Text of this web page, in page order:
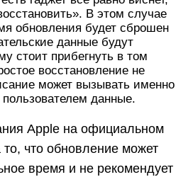
В этом случае
обновления будет сброшен
данные будут
стоит прибегнуть в том
восстановление не
может вызывать именно
данные.
Apple на официальном
то, что обновление может
время и не рекомендует